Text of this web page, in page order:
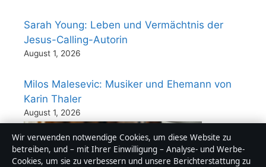
Sarah Young: Leben und Vermächtnis der
Jesus-Calling-Autorin
August 1, 2026
Milos Malesevic: Musiker und Ehemann von
Karin Thaler
August 1, 2026
Wir verwenden notwendige Cookies, um diese Website zu
betreiben, und – mit Ihrer Einwilligung – Analyse- und Werbe-
Cookies, um sie zu verbessern und unsere Berichterstattung zu